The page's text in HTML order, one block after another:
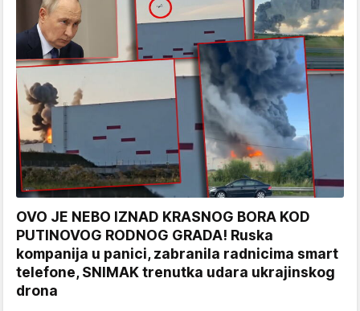
OVO JE NEBO IZNAD KRASNOG BORA KOD
PUTINOVOG RODNOG GRADA! Ruska
kompanija u panici, zabranila radnicima smart
telefone, SNIMAK trenutka udara ukrajinskog
drona